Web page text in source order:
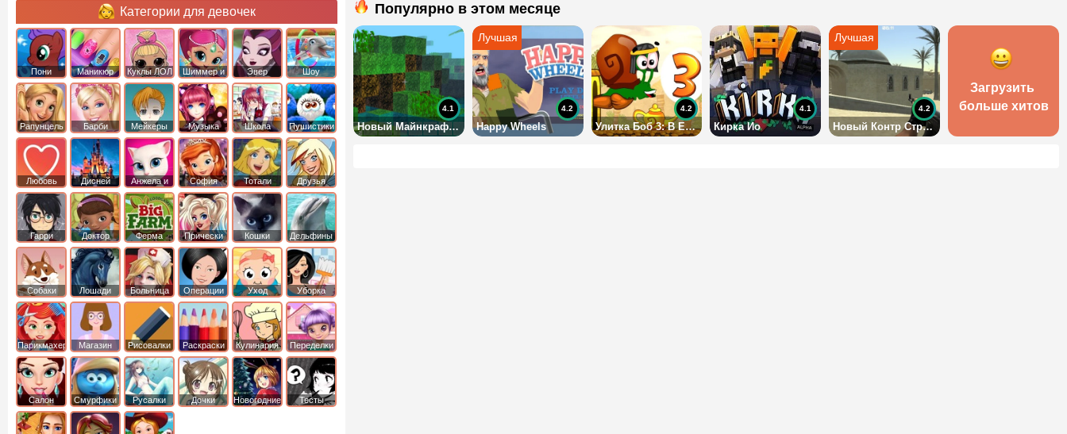
Популярно в этом месяце
Новый Майнкрафт 3Д
4.1
Happy Wheels
4.2
Улитка Боб 3: В Египте
4.2
Кирка Ио
4.1
Новый Контр Страйк 3Д
4.2
Загрузить
больше хитов
Категории для девочек
Пони
креатор
Маникюр Куклы ЛОЛ
Шиммер и
Шайн
Эвер
Афтер Хай
Шоу
дельфинов
Рапунцель Барби Мейкеры Музыка Школа Пушистики
Любовь Дисней
Анжела и
том
София
Прекрасная
Тотали
Спайс
Друзья
ангелов
Гарри
Поттер
Доктор
Плюшева
Ферма Прически Кошки Дельфины
Собаки Лошади Больница Операции Уход Уборка
Парикмахер Магазин Рисовалки Раскраски Кулинария Переделки
Салон Смурфики Русалки Дочки Новогодние Тесты